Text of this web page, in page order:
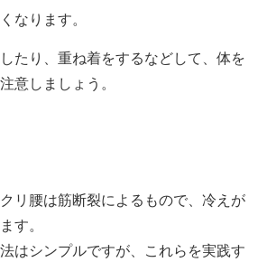
なります。
たり、重ね着をするなどして、体を
意しましょう。
リ腰は筋断裂によるもので、冷えが
す。
はシンプルですが、これらを実践す